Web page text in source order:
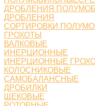
ДРОБЛЕНИЯ
ДРОБЛЕНИЯ
СОРТИРОВКИ
ГРОХОТЫ
ВАЛКОВЫЕ
ИНЕРЦИОННЫЕ
ИНЕРЦИОННЫЕ
КОЛОСНИКОВЫЕ
САМОБАЛАНСНЫЕ
ДРОБИЛКИ
ЩЕКОВЫЕ